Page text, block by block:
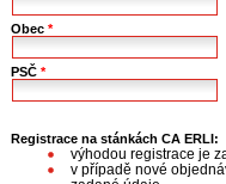
Obec*
PSČ*
Registrace na stánkách CA ERLI:
výhodou registrace je
v případě nové